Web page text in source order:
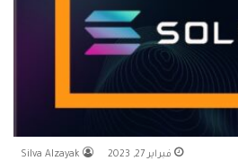
Silva Alzayak فبراير 27, 2023